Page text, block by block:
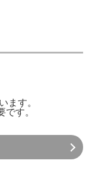
ます。
です。